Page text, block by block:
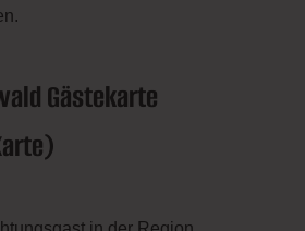
Gästekarte